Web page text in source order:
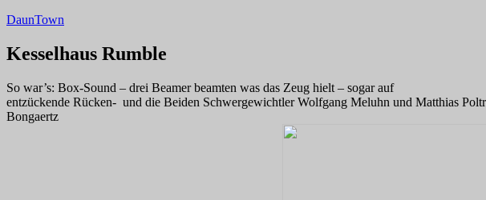
Zum
springen
DaunTown
Kesselhaus Rumble
So war’s: Box-Sound – drei Beamer beamten was das Zeug hielt – sogar auf
entzückende Rücken- und die Beiden Schwergewichtler Wolfgang Meluhn und Matthias
Bongaertz